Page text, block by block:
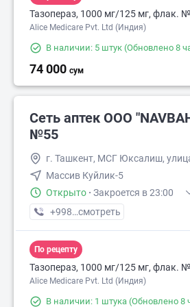
Тазопераз, 1000 мг/125 мг, флак.
Alice Medicare Pvt. Ltd (Индия)
В наличии: 5 штук (Обновлено 8
74 000 сум
Сеть аптек OOO
№55
г. Ташкент, МСГ Юксалиш,
Массив Куйлик-5
Открыто · Закроется в 23:00
+998 (94) XXX-XX-XX
смотреть
По рецепту
Тазопераз, 1000 мг/125 мг, флак.
Alice Medicare Pvt. Ltd (Индия)
В наличии: 1 штука (Обновлено 8